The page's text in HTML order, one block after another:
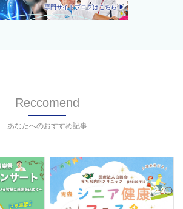
専門サイトブログはこちら ▶
Reccomend
あなたへのおすすめ記事